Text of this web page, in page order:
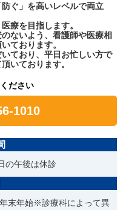
ぐ」を高いレベルで両立
療を目指します。
ないよう、看護師や医療相
ております。
ており、平日お忙しい方で
いております。
ださい
1010
の午後は休診
末年始※診療科によって異